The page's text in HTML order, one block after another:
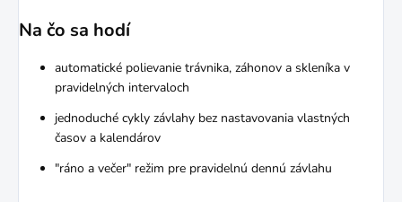
Na čo sa hodí
automatické polievanie trávnika, záhonov a skleníka v
pravidelných intervaloch
jednoduché cykly závlahy bez nastavovania vlastných
časov a kalendárov
"ráno a večer" režim pre pravidelnú dennú závlahu